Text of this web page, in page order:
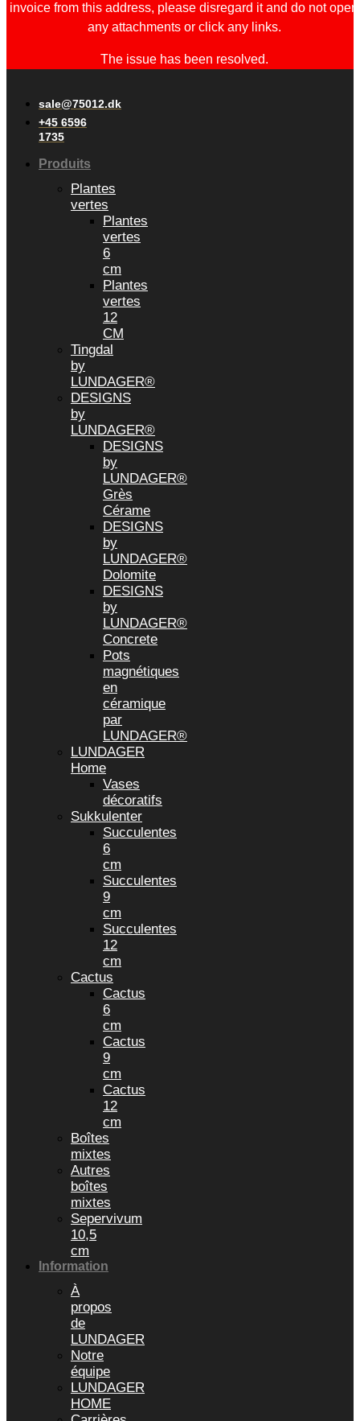
invoice from this address, please disregard it and do not open
any attachments or click any links.
The issue has been resolved.
sale@75012.dk
+45 6596
1735
Produits
Plantes
vertes
Plantes
vertes
6
cm
Plantes
vertes
12
CM
Tingdal
by
LUNDAGER®
DESIGNS
by
LUNDAGER®
DESIGNS
by
LUNDAGER®
Grès
Cérame
DESIGNS
by
LUNDAGER®
Dolomite
DESIGNS
by
LUNDAGER®
Concrete
Pots
magnétiques
en
céramique
par
LUNDAGER®
LUNDAGER
Home
Vases
décoratifs
Sukkulenter
Succulentes
6
cm
Succulentes
9
cm
Succulentes
12
cm
Cactus
Cactus
6
cm
Cactus
9
cm
Cactus
12
cm
Boîtes
mixtes
Autres
boîtes
mixtes
Sepervivum
10,5
cm
Information
À
propos
de
LUNDAGER
Notre
équipe
LUNDAGER
HOME